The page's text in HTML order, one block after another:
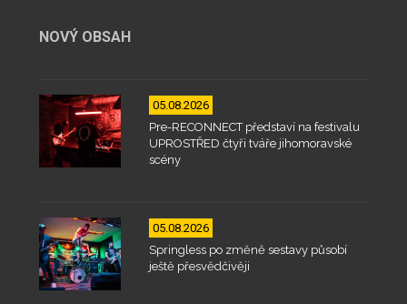
NOVÝ OBSAH
05.08.2026
Pre-RECONNECT představí na festivalu
UPROSTŘED čtyři tváře jihomoravské
scény
05.08.2026
Springless po změně sestavy působí
ještě přesvědčivěji